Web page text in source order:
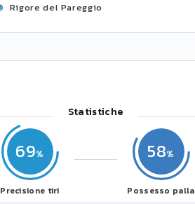
Rigore del Pareggio
Statistiche
69
Precisione tiri
58
Possesso palla